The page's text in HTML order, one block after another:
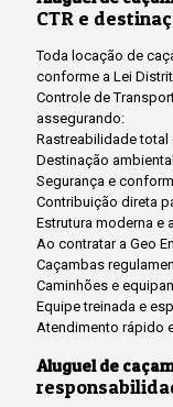
CTR e
Toda locação de
conforme a Lei
Controle de
assegurando:
Rastreabilidade total
Destinação
Segurança e
Contribuição direta
Estrutura moderna e
Ao contratar a Geo
Caçambas
Caminhões e
Equipe treinada e
Atendimento rápido
Aluguel de